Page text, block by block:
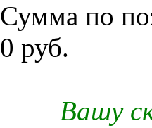
Сумма по
0 руб.
Вашу